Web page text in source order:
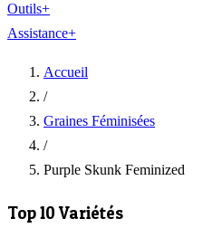
Outils+
Assistance+
Accueil
/
Graines Féminisées
/
Purple Skunk Feminized
Top 10 Variétés